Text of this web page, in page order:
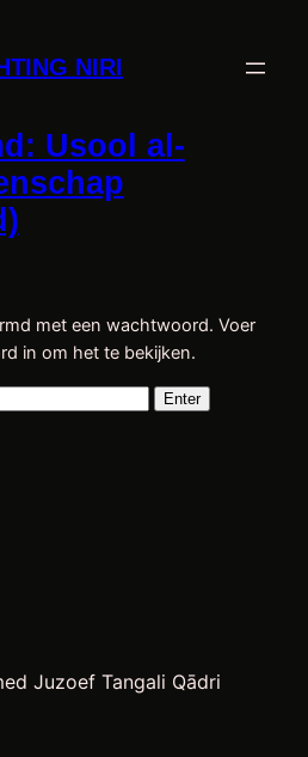
NIRI
Usool al-
met een wachtwoord. Voer
in om het te bekijken.
Juzoef Tangali Qādri